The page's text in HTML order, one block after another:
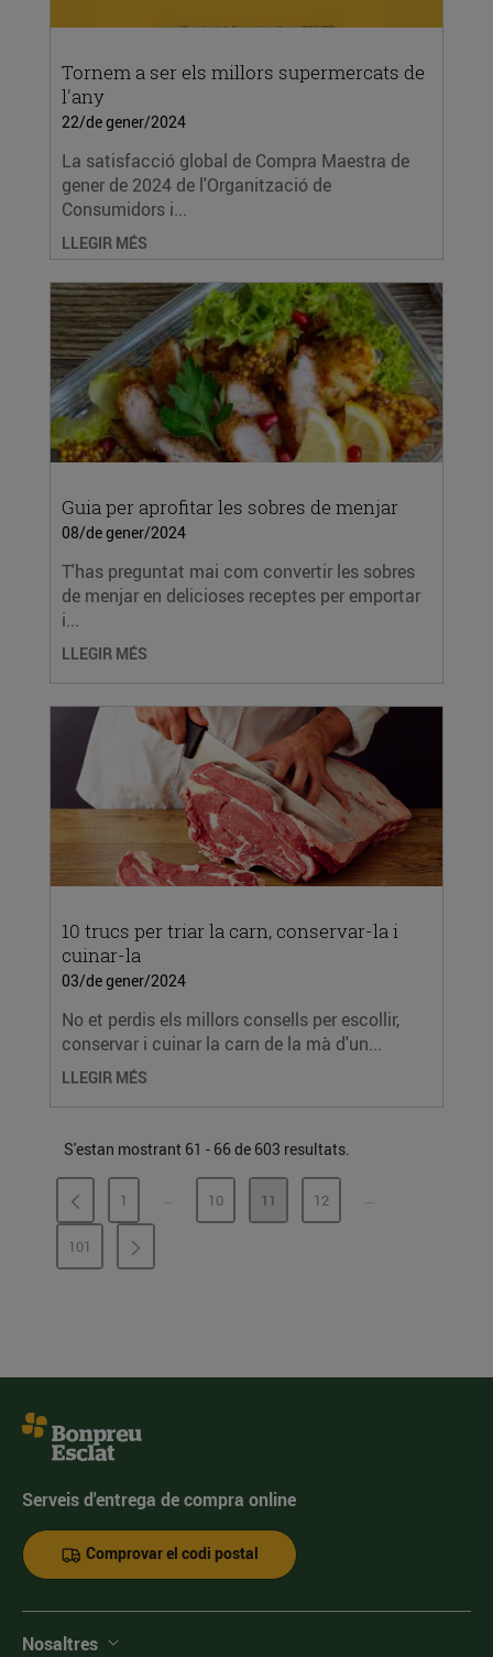
Tornem a ser els millors supermercats de
l'any
22/de gener/2024
La satisfacció global de Compra Maestra de
gener de 2024 de l'Organització de
Consumidors i...
LLEGIR MÉS
Guia per aprofitar les sobres de menjar
08/de gener/2024
T'has preguntat mai com convertir les sobres
de menjar en delicioses receptes per emportar
i...
LLEGIR MÉS
10 trucs per triar la carn, conservar-la i
cuinar-la
03/de gener/2024
No et perdis els millors consells per escollir,
conservar i cuinar la carn de la mà d'un...
LLEGIR MÉS
S'estan mostrant 61 - 66 de 603 resultats.
PÀGINA
1 ...PÀGINES INTERMÈDIES
PÀGINA
10 PÀGINA
11 PÀGINA
12 ...PÀGINES
PÀGINA
101
Serveis d'entrega de compra online
Comprovar el codi postal
Nosaltres